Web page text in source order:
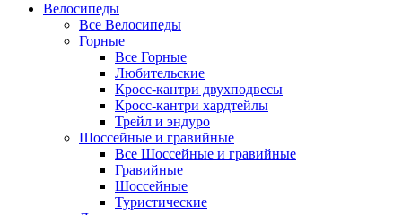
Велосипеды
Все Велосипеды
Горные
Все Горные
Любительские
Кросс-кантри двухподвесы
Кросс-кантри хардтейлы
Трейл и эндуро
Шоссейные и гравийные
Все Шоссейные и гравийные
Гравийные
Шоссейные
Туристические